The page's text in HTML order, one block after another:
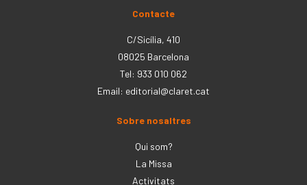
Contacte
C/Sicília, 410
08025 Barcelona
Tel: 933 010 062
Email: editorial@claret.cat
Sobre nosaltres
Qui som?
La Missa
Activitats